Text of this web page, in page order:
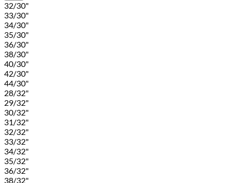
32/30"
33/30"
34/30"
35/30"
36/30"
38/30"
40/30"
42/30"
44/30"
28/32"
29/32"
30/32"
31/32"
32/32"
33/32"
34/32"
35/32"
36/32"
38/32"